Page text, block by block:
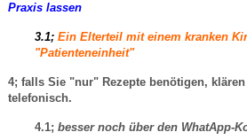
Praxis lassen
3.1;Ein Elterteil mit einem kranken
"Patienteneinheit"
4; falls Sie "nur" Rezepte benötigen,
telefonisch.
4.1; besser noch über den WhatApp-